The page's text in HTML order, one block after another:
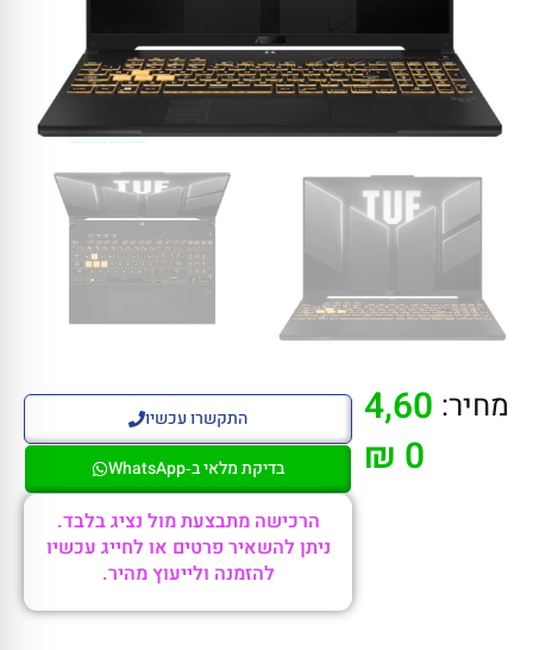
מחיר:4,60
0 ₪
התקשרו עכשיו
בדיקת מלאי ב‑WhatsApp
הרכישה מתבצעת מול נציג בלבד.
ניתן להשאיר פרטים או לחייג עכשיו
להזמנה ולייעוץ מהיר.